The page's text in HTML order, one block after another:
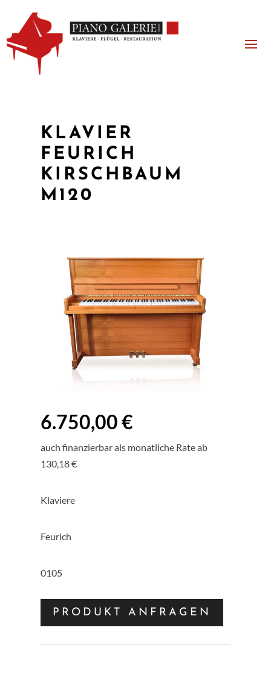
KLAVIER
FEURICH
KIRSCHBAUM
M120
6.750,00 €
auch finanzierbar als monatliche Rate ab
130,18 €
Klaviere
Feurich
0105
PRODUKT ANFRAGEN